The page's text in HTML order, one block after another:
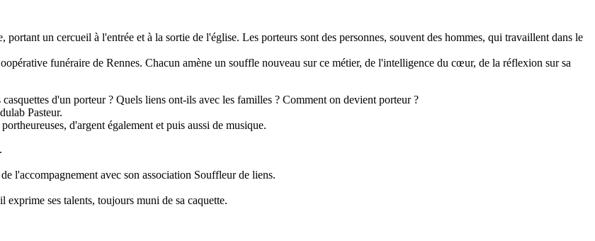
un cercueil à l'entrée et à la sortie de l'église. Les porteurs sont des personnes, souvent des hommes, qui travaillent dans le
funéraire de Rennes. Chacun amène un souffle nouveau sur ce métier, de l'intelligence du cœur, de la réflexion sur sa
d'un porteur ? Quels liens ont-ils avec les familles ? Comment on devient porteur ?
Pasteur.
d'argent également et puis aussi de musique.
l'accompagnement avec son association Souffleur de liens.
ses talents, toujours muni de sa caquette.